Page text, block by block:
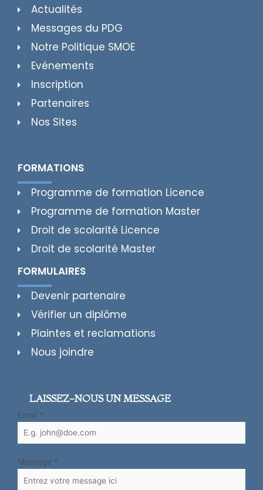
Actualités
Messages du PDG
Notre Politique SMOE
Evénements
Inscription
Partenaires
Nos Sites
FORMATIONS
Programme de formation Licence
Programme de formation Master
Droit de scolarité Licence
Droit de scolarité Master
FORMULAIRES
Devenir partenaire
Vérifier un diplôme
Plaintes et reclamations
Nous joindre
LAISSEZ-NOUS UN MESSAGE
Email *
Message *